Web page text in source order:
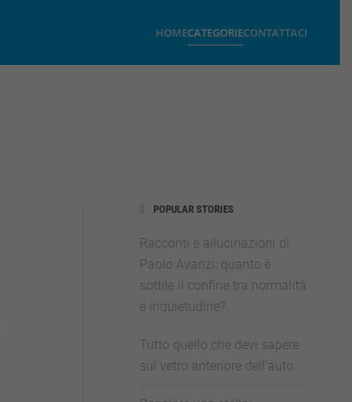
HOMECATEGORIECONTATTACI
POPULAR STORIES
Racconti e allucinazioni di
Paolo Avanzi: quanto è
sottile il confine tra normalità
e inquietudine?
Tutto quello che devi sapere
sul vetro anteriore dell’auto